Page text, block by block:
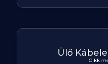
Ülő
Cikk